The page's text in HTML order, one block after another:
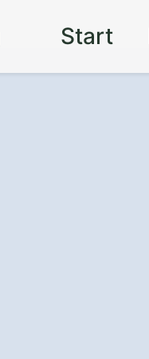
Start